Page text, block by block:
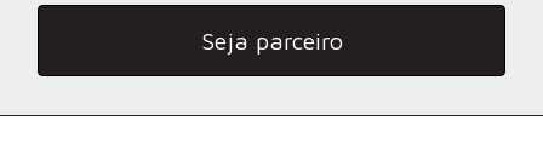
Seja parceiro